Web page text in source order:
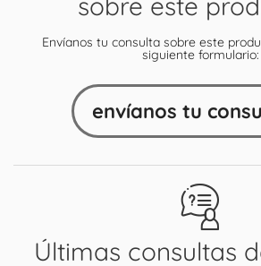
Últimas consultas
Envíanos tu consulta sobre este
siguiente formulario:
envíanos tu